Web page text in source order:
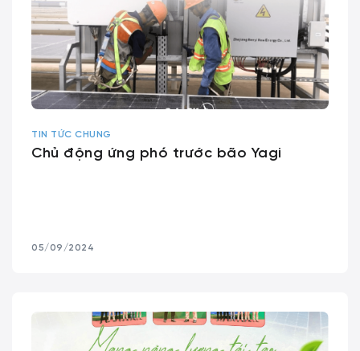
TIN TỨC CHUNG
Chủ động ứng phó trước bão Yagi
05/09/2024